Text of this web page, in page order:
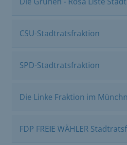
CSU-Stadtratsfraktion
SPD-Stadtratsfraktion
Die Linke Fraktion im
FDP FREIE WÄHLER